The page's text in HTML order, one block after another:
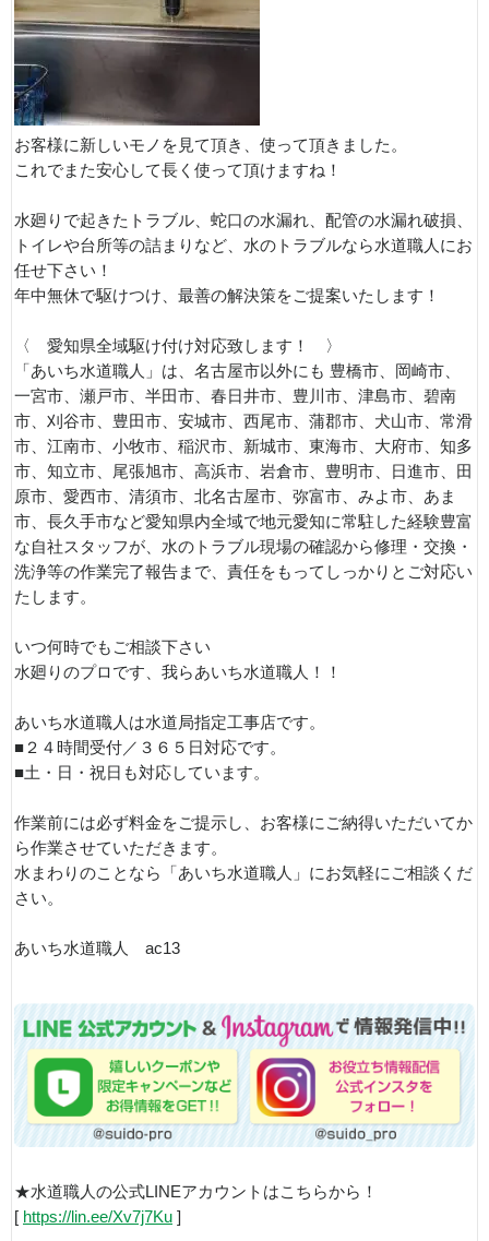
お客様に新しいモノを見て頂き、使って頂きました。
これでまた安心して長く使って頂けますね！
水廻りで起きたトラブル、蛇口の水漏れ、配管の水漏れ破損、
トイレや台所等の詰まりなど、水のトラブルなら水道職人にお
任せ下さい！
年中無休で駆けつけ、最善の解決策をご提案いたします！
〈 愛知県全域駆け付け対応致します！ 〉
「あいち水道職人」は、名古屋市以外にも 豊橋市、岡崎市、
一宮市、瀬戸市、半田市、春日井市、豊川市、津島市、碧南
市、刈谷市、豊田市、安城市、西尾市、蒲郡市、犬山市、常滑
市、江南市、小牧市、稲沢市、新城市、東海市、大府市、知多
市、知立市、尾張旭市、高浜市、岩倉市、豊明市、日進市、田
原市、愛西市、清須市、北名古屋市、弥富市、みよ市、あま
市、長久手市など愛知県内全域で地元愛知に常駐した経験豊富
な自社スタッフが、水のトラブル現場の確認から修理・交換・
洗浄等の作業完了報告まで、責任をもってしっかりとご対応い
たします。
いつ何時でもご相談下さい
水廻りのプロです、我らあいち水道職人！！
あいち水道職人は水道局指定工事店です。
■２４時間受付／３６５日対応です。
■土・日・祝日も対応しています。
作業前には必ず料金をご提示し、お客様にご納得いただいてか
ら作業させていただきます。
水まわりのことなら「あいち水道職人」にお気軽にご相談くだ
さい。
あいち水道職人 ac13
★水道職人の公式LINEアカウントはこちらから！
[ https://lin.ee/Xv7j7Ku ]